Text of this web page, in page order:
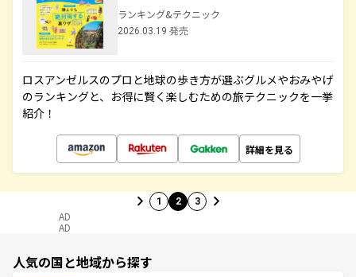
ランキング&テクニック
2026.03.19 発売
ロスアンゼルスのプロと地球の歩き方が選ぶグルメやおみやげ
のランキングと、お得に賢く楽しむための旅テクニックを一挙
紹介！
詳細を見る
1 2 3
AD
AD
人気の国と地域から探す